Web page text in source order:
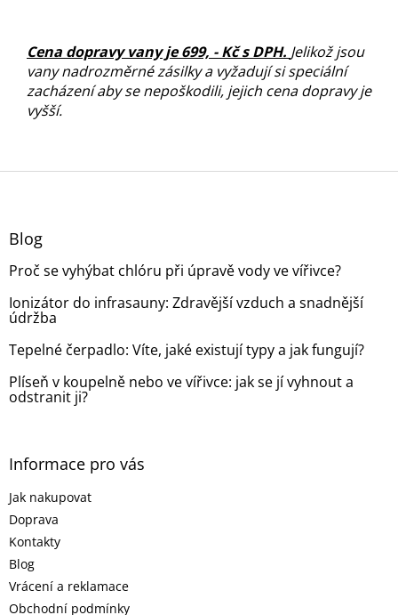
Cena dopravy vany je 699, - Kč s DPH. Jelikož jsou
vany nadrozměrné zásilky a vyžadují si speciální
zacházení aby se nepoškodili, jejich cena dopravy je
vyšší.
Z
Blog
Proč se vyhýbat chlóru při úpravě vody ve vířivce?
Ionizátor do infrasauny: Zdravější vzduch a snadnější
údržba
Tepelné čerpadlo: Víte, jaké existují typy a jak fungují?
Plíseň v koupelně nebo ve vířivce: jak se jí vyhnout a
odstranit ji?
Informace pro vás
Jak nakupovat
Doprava
Kontakty
Blog
Vrácení a reklamace
Obchodní podmínky